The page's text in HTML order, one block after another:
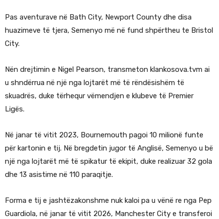
Pas aventurave në Bath City, Newport County dhe disa
huazimeve të tjera, Semenyo më në fund shpërtheu te Bristol
City.
Nën drejtimin e Nigel Pearson, transmeton klankosova.tvm ai
u shndërrua në një nga lojtarët më të rëndësishëm të
skuadrës, duke tërhequr vëmendjen e klubeve të Premier
Ligës.
Në janar të vitit 2023, Bournemouth pagoi 10 milionë funte
për kartonin e tij. Në bregdetin jugor të Anglisë, Semenyo u bë
një nga lojtarët më të spikatur të ekipit, duke realizuar 32 gola
dhe 13 asistime në 110 paraqitje.
Forma e tij e jashtëzakonshme nuk kaloi pa u vënë re nga Pep
Guardiola, në janar të vitit 2026, Manchester City e transferoi